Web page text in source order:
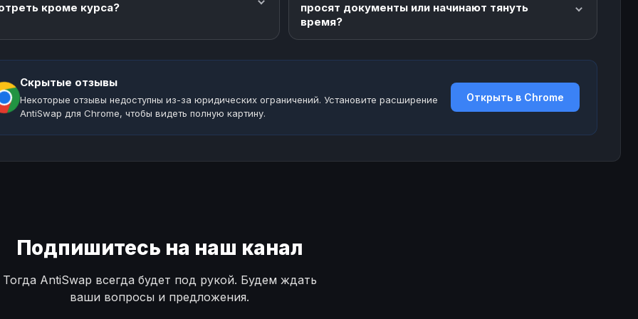
кроме курса?
просят документы или начинают тянуть
время?
Скрытые отзывы
Некоторые отзывы недоступны из-за юридических ограничений. Установите расширение
AntiSwap для Chrome, чтобы видеть полную картину.
Открыть в Chrome
Подпишитесь на наш канал
Тогда AntiSwap всегда будет под рукой. Будем ждать
ваши вопросы и предложения.